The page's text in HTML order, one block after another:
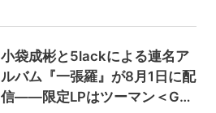
小袋成彬と5lackによる連名ア
ルバム『一張羅』が8月1日に配
信——限定LPはツーマン＜Gai